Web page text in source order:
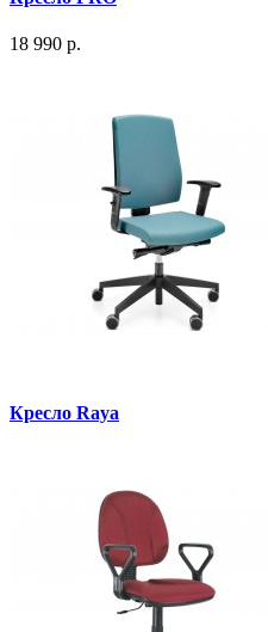
18 990 р.
Кресло Raya